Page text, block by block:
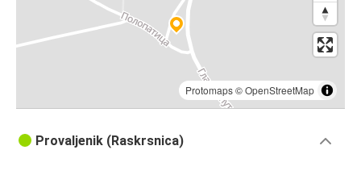
Protomaps©OpenStreetMap
Provaljenik (Raskrsnica)